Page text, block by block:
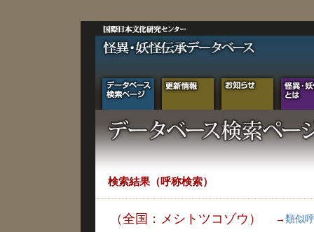
検索結果（呼称検索）
（全国：メシトツコゾウ） → 類似